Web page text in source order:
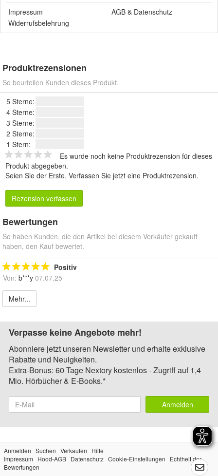
Impressum
AGB & Datenschutz
Widerrufsbelehrung
Produktrezensionen
So beurteilen Kunden dieses Produkt.
5 Sterne:
4 Sterne:
3 Sterne:
2 Sterne:
1 Stern:
Es wurde noch keine Produktrezension für dieses
Produkt abgegeben.
Seien Sie der Erste. Verfassen Sie jetzt eine Produktrezension.
Rezension verfassen
Bewertungen
So haben Kunden, die den Artikel bei diesem Verkäufer gekauft
haben, den Kauf bewertet.
Positiv
Von: b***y 07.07.25
Mehr...
Verpasse keine Angebote mehr!
Abonniere jetzt unseren Newsletter und erhalte exklusive
Rabatte und Neuigkeiten.
Extra-Bonus: 60 Tage Nextory kostenlos - Zugriff auf 1,4
Mio. Hörbücher & E-Books.*
Anmelden
Anmelden Suchen Verkaufen
Hilfe
Impressum
Hood-AGB Datenschutz Cookie-Einstellungen
Echtheit der
Bewertungen